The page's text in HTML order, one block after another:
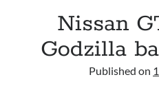
TuningSzeneGrazNissan
Godzilla
Published on